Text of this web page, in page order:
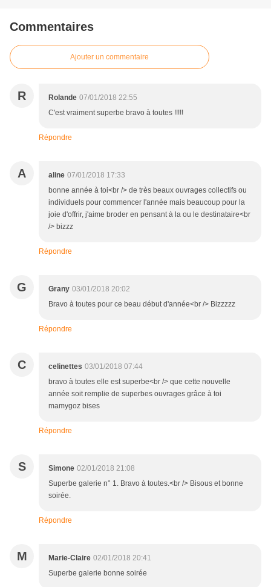
Commentaires
Ajouter un commentaire
R Rolande 07/01/2018 22:55
C'est vraiment superbe bravo à toutes !!!!!
Répondre
A aline 07/01/2018 17:33
bonne année à toi<br /> de très beaux ouvrages collectifs ou
individuels pour commencer l'année mais beaucoup pour la
joie d'offrir, j'aime broder en pensant à la ou le destinataire<br
/> bizzz
Répondre
G Grany 03/01/2018 20:02
Bravo à toutes pour ce beau début d'année<br /> Bizzzzz
Répondre
C celinettes 03/01/2018 07:44
bravo à toutes elle est superbe<br /> que cette nouvelle
année soit remplie de superbes ouvrages grâce à toi
mamygoz bises
Répondre
S Simone 02/01/2018 21:08
Superbe galerie n° 1. Bravo à toutes.<br /> Bisous et bonne
soirée.
Répondre
M Marie-Claire 02/01/2018 20:41
Superbe galerie bonne soirée